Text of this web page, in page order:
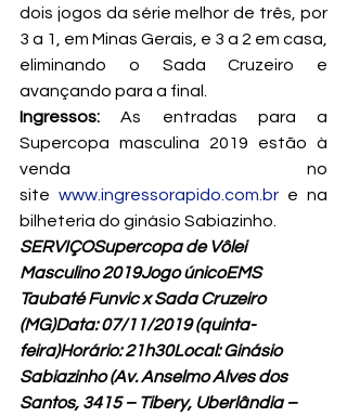
dois jogos da série melhor de três, por
3 a 1, em Minas Gerais, e 3 a 2 em casa,
eliminando o Sada Cruzeiro e
avançando para a final.
Ingressos: As entradas para a
Supercopa masculina 2019 estão à
venda no
site www.ingressorapido.com.br e na
bilheteria do ginásio Sabiazinho.
SERVIÇOSupercopa de Vôlei
Masculino 2019Jogo únicoEMS
Taubaté Funvic x Sada Cruzeiro
(MG)Data: 07/11/2019 (quinta-
feira)Horário: 21h30Local: Ginásio
Sabiazinho (Av. Anselmo Alves dos
Santos, 3415 – Tibery, Uberlândia –